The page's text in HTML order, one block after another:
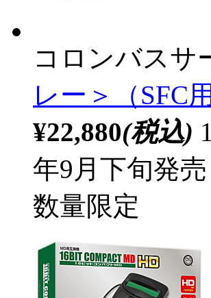
コロンバスサ
レー＞（SFC
¥22,880(税込)
年9月下旬発売
数量限定